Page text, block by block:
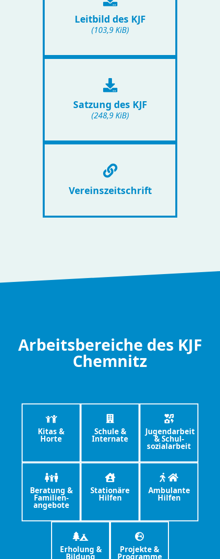
Leitbild des KJF
(103,9 KiB)
Satzung des KJF
(248,9 KiB)
Vereinszeitschrift
Arbeitsbereiche des KJF
Chemnitz
Kitas &
Horte
Schule &
Internate
Jugendarbeit
& Schul­
sozial­arbeit
Beratung &
Familien­
angebote
Stationäre
Hilfen
Ambulante
Hilfen
Erholung &
Bildung
Projekte &
Programme